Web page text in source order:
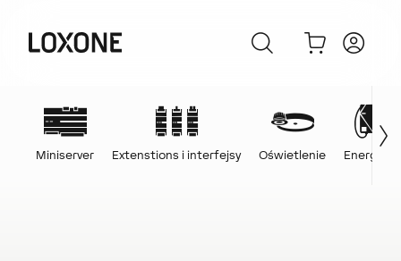
Miniserver Extenstions i interfejsy Oświetlenie Energia